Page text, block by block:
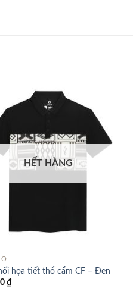
HẾT HÀNG
họa tiết thổ cẩm CF – Đen
₫